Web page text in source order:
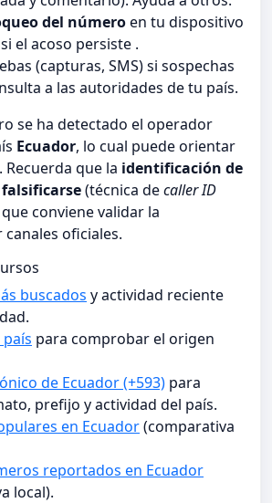
del númeroen tu dispositivo
el acoso persiste .
(capturas, SMS) si sospechas
a las autoridades de tu país.
se ha detectado el operador
Ecuador, lo cual puede orientar
que la identificación de
(técnica decaller ID
conviene validar la
oficiales.
buscados y actividad reciente
para comprobar el origen
de Ecuador (+593) para
prefijo y actividad del país.
en Ecuador(comparativa
reportados en Ecuador
local).